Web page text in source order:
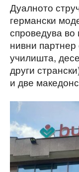
Дуалното
германски
спроведува во
нивни
училишта,
други
и две